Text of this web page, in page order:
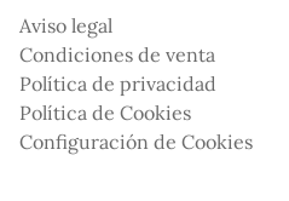
Aviso legal
Condiciones de venta
Política de privacidad
Política de Cookies
Configuración de Cookies